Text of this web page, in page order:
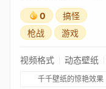
Château
Guillard（万圣
节）
0
搞怪
枪战
游戏
视频格式 动态壁纸
千千壁纸的惊艳效果